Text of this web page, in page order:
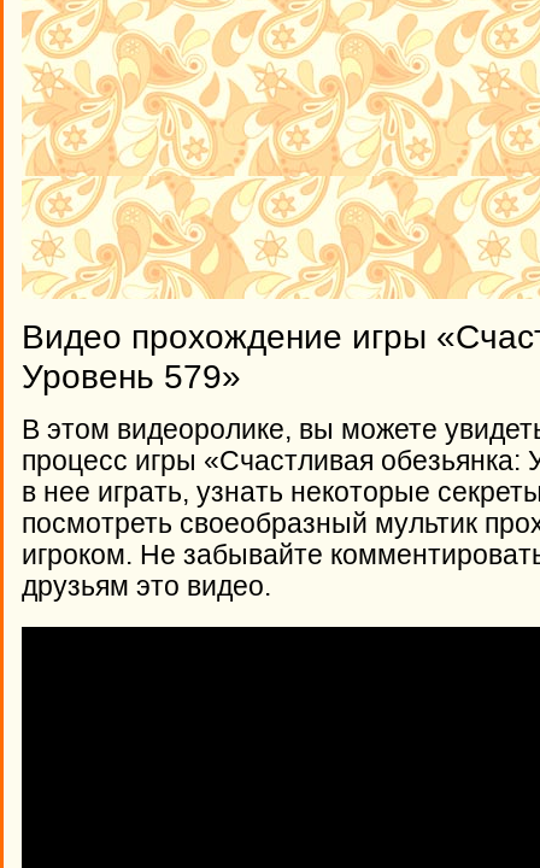
Видео прохождение игры
Уровень 579»
В этом видеоролике, вы можете
процесс игры «Счастливая обезьянка:
в нее играть, узнать некоторые
посмотреть своеобразный мультик
игроком. Не забывайте
друзьям это видео.